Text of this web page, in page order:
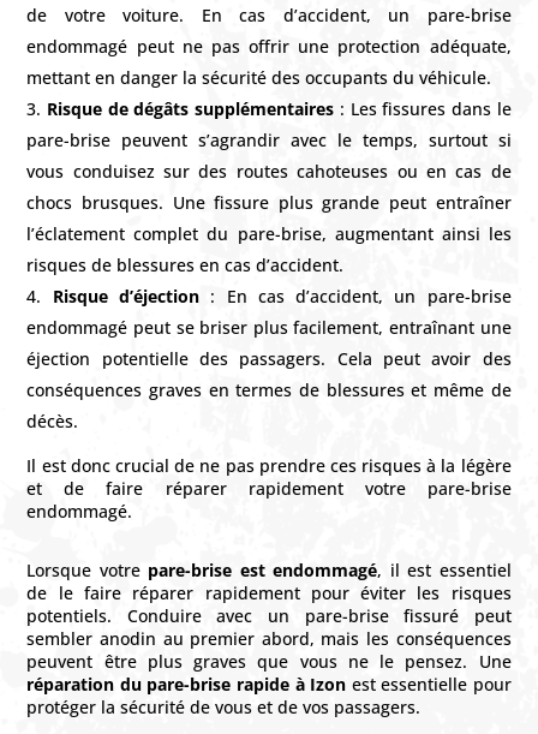
Lorsque votre pare-brise est endommagé, il est essentiel
de le faire réparer rapidement pour éviter les risques
potentiels. Conduire avec un pare-brise fissuré peut
sembler anodin au premier abord, mais les conséquences
peuvent être plus graves que vous ne le pensez. Une
réparation du pare-brise rapide à Izon est essentielle pour
protéger la sécurité de vous et de vos passagers.
de votre voiture. En cas d’accident, un pare-brise
endommagé peut ne pas offrir une protection adéquate,
mettant en danger la sécurité des occupants du véhicule.
Risque de dégâts supplémentaires : Les fissures dans le
pare-brise peuvent s’agrandir avec le temps, surtout si
vous conduisez sur des routes cahoteuses ou en cas de
chocs brusques. Une fissure plus grande peut entraîner
l’éclatement complet du pare-brise, augmentant ainsi les
risques de blessures en cas d’accident.
Risque d’éjection: En cas d’accident, un pare-brise
endommagé peut se briser plus facilement, entraînant une
éjection potentielle des passagers. Cela peut avoir des
conséquences graves en termes de blessures et même de
décès.
Il est donc crucial de ne pas prendre ces risques à la légère
et de faire réparer rapidement votre pare-brise
endommagé.